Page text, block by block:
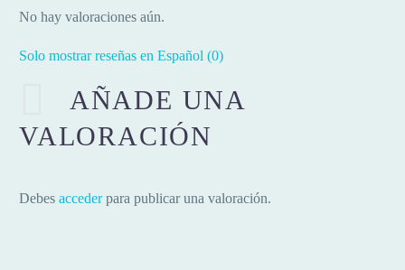
No hay valoraciones aún.
Solo mostrar reseñas en Español (0)
AÑADE UNA
VALORACIÓN
Debes accederpara publicar una valoración.